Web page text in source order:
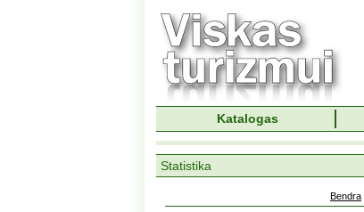
Katalogas
Statistika
Bendra